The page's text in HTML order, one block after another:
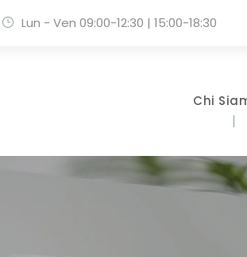
Lun - Ven 09:00-12:30 | 15:00-18:30
Chi